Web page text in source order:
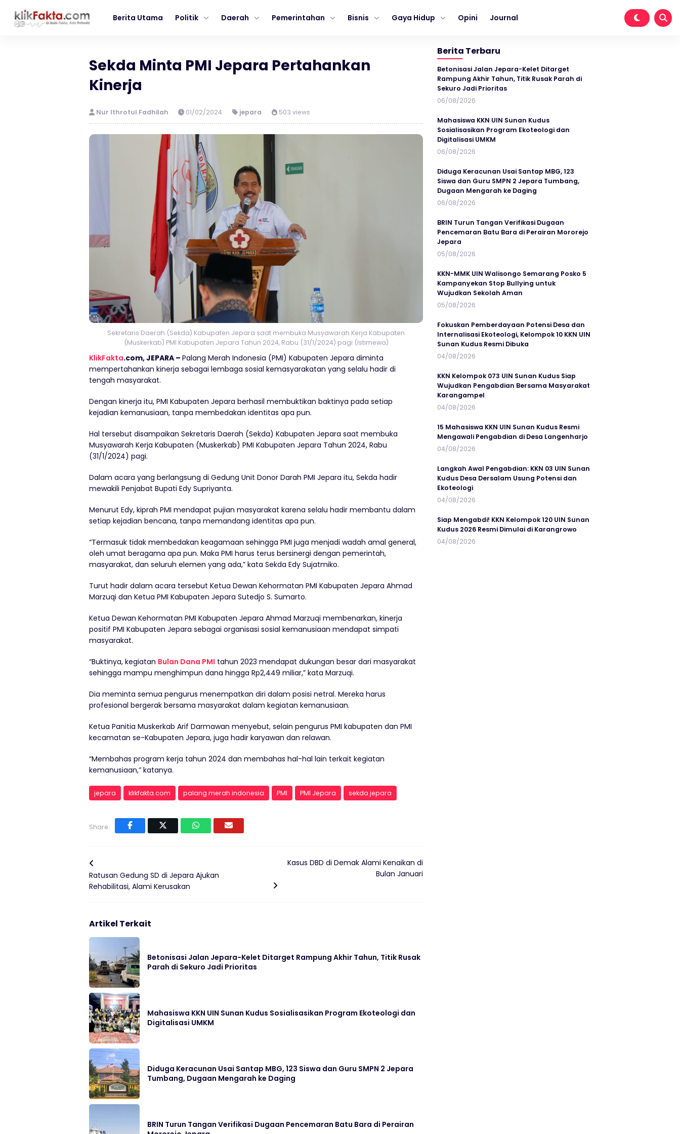
Berita Utama Politik Daerah Pemerintahan Bisnis Gaya Hidup Opini Journal
Sekda Minta PMI Jepara Pertahankan
Kinerja
Nur Ithrotul Fadhilah 01/02/2024 jepara 503 views
Sekretaris Daerah (Sekda) Kabupaten Jepara saat membuka Musyawarah Kerja Kabupaten
(Muskerkab) PMI Kabupaten Jepara Tahun 2024, Rabu (31/1/2024) pagi (Istimewa)
KlikFakta.com, JEPARA – Palang Merah Indonesia (PMI) Kabupaten Jepara diminta
mempertahankan kinerja sebagai lembaga sosial kemasyarakatan yang selalu hadir di
tengah masyarakat.
Dengan kinerja itu, PMI Kabupaten Jepara berhasil membuktikan baktinya pada setiap
kejadian kemanusiaan, tanpa membedakan identitas apa pun.
Hal tersebut disampaikan Sekretaris Daerah (Sekda) Kabupaten Jepara saat membuka
Musyawarah Kerja Kabupaten (Muskerkab) PMI Kabupaten Jepara Tahun 2024, Rabu
(31/1/2024) pagi.
Dalam acara yang berlangsung di Gedung Unit Donor Darah PMI Jepara itu, Sekda hadir
mewakili Penjabat Bupati Edy Supriyanta.
Menurut Edy, kiprah PMI mendapat pujian masyarakat karena selalu hadir membantu dalam
setiap kejadian bencana, tanpa memandang identitas apa pun.
“Termasuk tidak membedakan keagamaan sehingga PMI juga menjadi wadah amal general,
oleh umat beragama apa pun. Maka PMI harus terus bersinergi dengan pemerintah,
masyarakat, dan seluruh elemen yang ada,” kata Sekda Edy Sujatmiko.
Turut hadir dalam acara tersebut Ketua Dewan Kehormatan PMI Kabupaten Jepara Ahmad
Marzuqi dan Ketua PMI Kabupaten Jepara Sutedjo S. Sumarto.
Ketua Dewan Kehormatan PMI Kabupaten Jepara Ahmad Marzuqi membenarkan, kinerja
positif PMI Kabupaten Jepara sebagai organisasi sosial kemanusiaan mendapat simpati
masyarakat.
“Buktinya, kegiatan Bulan Dana PMI tahun 2023 mendapat dukungan besar dari masyarakat
sehingga mampu menghimpun dana hingga Rp2,449 miliar,” kata Marzuqi.
Dia meminta semua pengurus menempatkan diri dalam posisi netral. Mereka harus
profesional bergerak bersama masyarakat dalam kegiatan kemanusiaan.
Ketua Panitia Muskerkab Arif Darmawan menyebut, selain pengurus PMI kabupaten dan PMI
kecamatan se-Kabupaten Jepara, juga hadir karyawan dan relawan.
“Membahas program kerja tahun 2024 dan membahas hal-hal lain terkait kegiatan
kemanusiaan,” katanya.
jepara klikfakta.com palang merah indonesia PMI PMI Jepara sekda jepara
Share:
Ratusan Gedung SD di Jepara Ajukan
Rehabilitasi, Alami Kerusakan
Kasus DBD di Demak Alami Kenaikan di
Bulan Januari
Artikel Terkait
Betonisasi Jalan Jepara-Kelet Ditarget Rampung Akhir Tahun, Titik Rusak
Parah di Sekuro Jadi Prioritas
Mahasiswa KKN UIN Sunan Kudus Sosialisasikan Program Ekoteologi dan
Digitalisasi UMKM
Diduga Keracunan Usai Santap MBG, 123 Siswa dan Guru SMPN 2 Jepara
Tumbang, Dugaan Mengarah ke Daging
BRIN Turun Tangan Verifikasi Dugaan Pencemaran Batu Bara di Perairan
Berita Terbaru
Betonisasi Jalan Jepara-Kelet Ditarget
Rampung Akhir Tahun, Titik Rusak Parah di
Sekuro Jadi Prioritas
06/08/2026
Mahasiswa KKN UIN Sunan Kudus
Sosialisasikan Program Ekoteologi dan
Digitalisasi UMKM
06/08/2026
Diduga Keracunan Usai Santap MBG, 123
Siswa dan Guru SMPN 2 Jepara Tumbang,
Dugaan Mengarah ke Daging
06/08/2026
BRIN Turun Tangan Verifikasi Dugaan
Pencemaran Batu Bara di Perairan Mororejo
Jepara
05/08/2026
KKN-MMK UIN Walisongo Semarang Posko 5
Kampanyekan Stop Bullying untuk
Wujudkan Sekolah Aman
05/08/2026
Fokuskan Pemberdayaan Potensi Desa dan
Internalisasi Ekoteologi, Kelompok 10 KKN UIN
Sunan Kudus Resmi Dibuka
04/08/2026
KKN Kelompok 073 UIN Sunan Kudus Siap
Wujudkan Pengabdian Bersama Masyarakat
Karangampel
04/08/2026
15 Mahasiswa KKN UIN Sunan Kudus Resmi
Mengawali Pengabdian di Desa Langenharjo
04/08/2026
Langkah Awal Pengabdian: KKN 03 UIN Sunan
Kudus Desa Dersalam Usung Potensi dan
Ekoteologi
04/08/2026
Siap Mengabdi! KKN Kelompok 120 UIN Sunan
Kudus 2026 Resmi Dimulai di Karangrowo
04/08/2026